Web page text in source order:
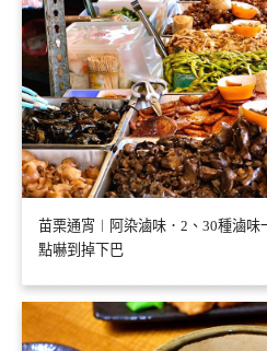
苗栗通宵︱阿染滷味．2、30種滷
點嚇到掉下巴